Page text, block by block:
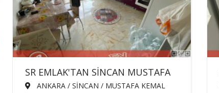
SR EMLAK'TAN SİNCAN MUSTAFA
KEMAL MAH'DE 3+1 130m² ÖN
ANKARA / SİNCAN / MUSTAFA KEMAL